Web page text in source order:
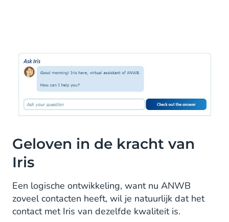
Geloven in de kracht van
Iris
Een logische ontwikkeling, want nu ANWB
zoveel contacten heeft, wil je natuurlijk dat het
contact met Iris van dezelfde kwaliteit is.